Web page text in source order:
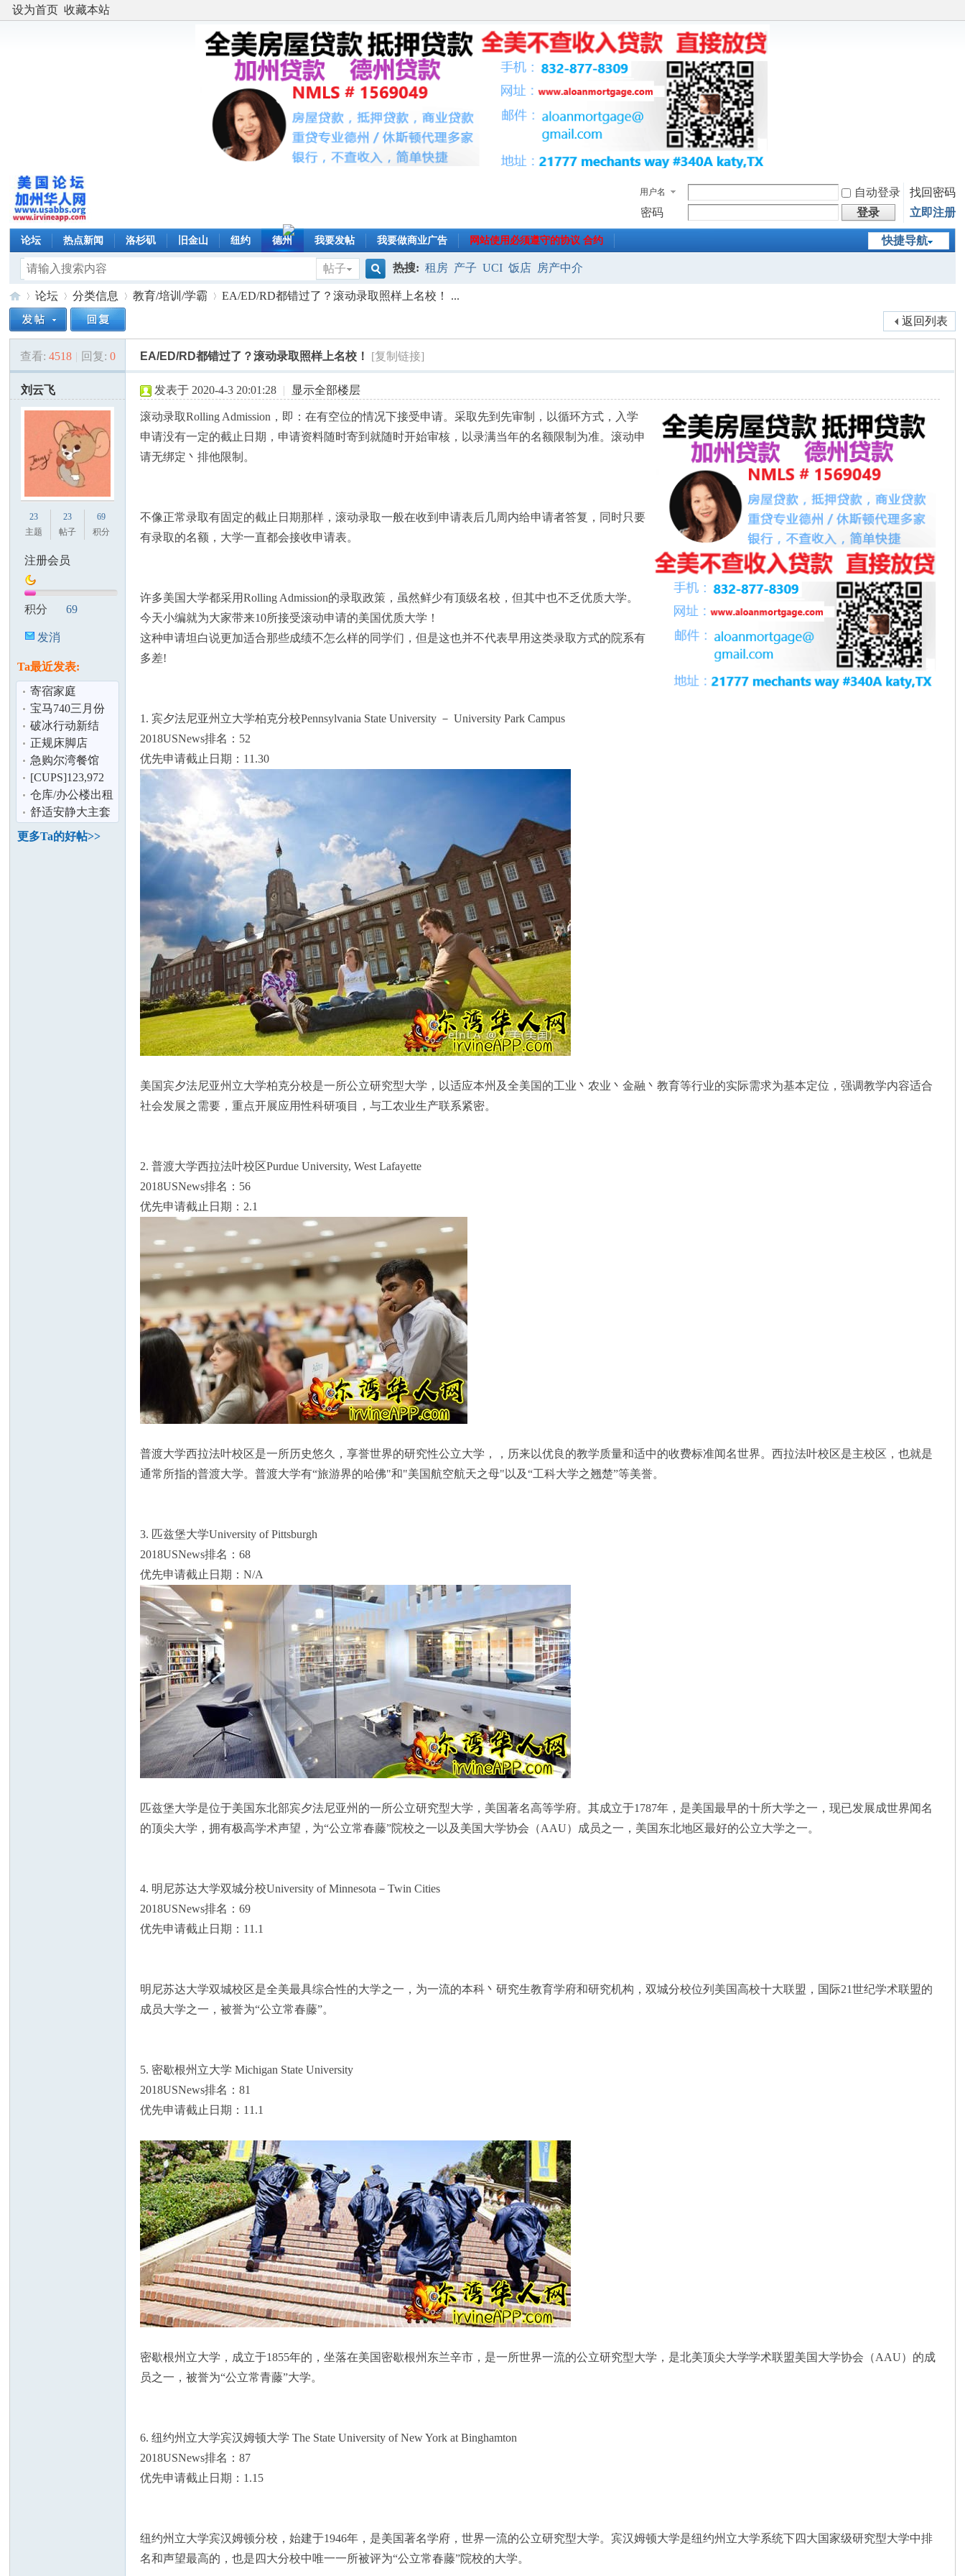
设为首页 收藏本站
用户名 自动登录
找回密码
密码
登录 立即注册
快捷导航
论坛 热点新闻 洛杉矶 旧金山 纽约 德州 我要发帖 我要做商业广告 网站使用必须遵守的协议 合约
帖子
搜
索
热搜: 租房 产子 UCI 饭店 房产中介
美
国
»
论坛
›
分类信息 教育/培训/学霸
›
EA/ED/RD都错过了？滚动录取照样上名校！ ...
返回列表
查看: 4518 | 回复: 0 EA/ED/RD都错过了？滚动录取照样上名校！ [复制链接]
刘云飞
23
主题
23
帖子
69
积分
注册会员
积分 69
发消
Ta最近发表:
寄宿家庭
宝马740三月份
特价1000/月。尔
湾取车
破冰行动新结
局。。马云波
&amp;李维民
正规床脚店
急购尔湾餐馆
[CUPS]123,972
尺仓库出租,位于
Fullerton
仓库/办公楼出租
&amp;出售,包括
尔湾Irvine/
舒适安静大主套
间。高尔夫球场
旁,近UCI.
更多Ta的好帖>>
发表于 2020-4-3 20:01:28 | 显示全部楼层
滚动录取Rolling Admission，即：在有空位的情况下接受申请。采取先到先审制，以循环方式，入学
申请没有一定的截止日期，申请资料随时寄到就随时开始审核，以录满当年的名额限制为准。滚动申
请无绑定丶排他限制。
不像正常录取有固定的截止日期那样，滚动录取一般在收到申请表后几周内给申请者答复，同时只要
有录取的名额，大学一直都会接收申请表。
许多美国大学都采用Rolling Admission的录取政策，虽然鲜少有顶级名校，但其中也不乏优质大学。
今天小编就为大家带来10所接受滚动申请的美国优质大学！
这种申请坦白说更加适合那些成绩不怎么样的同学们，但是这也并不代表早用这类录取方式的院系有
多差!
1. 宾夕法尼亚州立大学柏克分校Pennsylvania State University － University Park Campus
2018USNews排名：52
优先申请截止日期：11.30
美国宾夕法尼亚州立大学柏克分校是一所公立研究型大学，以适应本州及全美国的工业丶农业丶金融丶教育等行业的实际需求为基本定位，强调教学内容适合
社会发展之需要，重点开展应用性科研项目，与工农业生产联系紧密。
2. 普渡大学西拉法叶校区Purdue University, West Lafayette
2018USNews排名：56
优先申请截止日期：2.1
普渡大学西拉法叶校区是一所历史悠久，享誉世界的研究性公立大学，，历来以优良的教学质量和适中的收费标准闻名世界。西拉法叶校区是主校区，也就是
通常所指的普渡大学。普渡大学有“旅游界的哈佛"和"美国航空航天之母"以及“工科大学之翘楚”等美誉。
3. 匹兹堡大学University of Pittsburgh
2018USNews排名：68
优先申请截止日期：N/A
匹兹堡大学是位于美国东北部宾夕法尼亚州的一所公立研究型大学，美国著名高等学府。其成立于1787年，是美国最早的十所大学之一，现已发展成世界闻名
的顶尖大学，拥有极高学术声望，为“公立常春藤”院校之一以及美国大学协会（AAU）成员之一，美国东北地区最好的公立大学之一。
4. 明尼苏达大学双城分校University of Minnesota－Twin Cities
2018USNews排名：69
优先申请截止日期：11.1
明尼苏达大学双城校区是全美最具综合性的大学之一，为一流的本科丶研究生教育学府和研究机构，双城分校位列美国高校十大联盟，国际21世纪学术联盟的
成员大学之一，被誉为“公立常春藤”。
5. 密歇根州立大学 Michigan State University
2018USNews排名：81
优先申请截止日期：11.1
密歇根州立大学，成立于1855年的，坐落在美国密歇根州东兰辛市，是一所世界一流的公立研究型大学，是北美顶尖大学学术联盟美国大学协会（AAU）的成
员之一，被誉为“公立常青藤”大学。
6. 纽约州立大学宾汉姆顿大学 The State University of New York at Binghamton
2018USNews排名：87
优先申请截止日期：1.15
纽约州立大学宾汉姆顿分校，始建于1946年，是美国著名学府，世界一流的公立研究型大学。宾汉姆顿大学是纽约州立大学系统下四大国家级研究型大学中排
名和声望最高的，也是四大分校中唯一一所被评为“公立常春藤”院校的大学。